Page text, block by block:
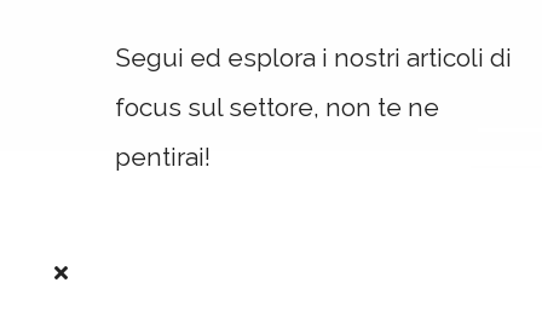
Segui ed esplora i nostri articoli di
focus sul settore, non te ne
pentirai!